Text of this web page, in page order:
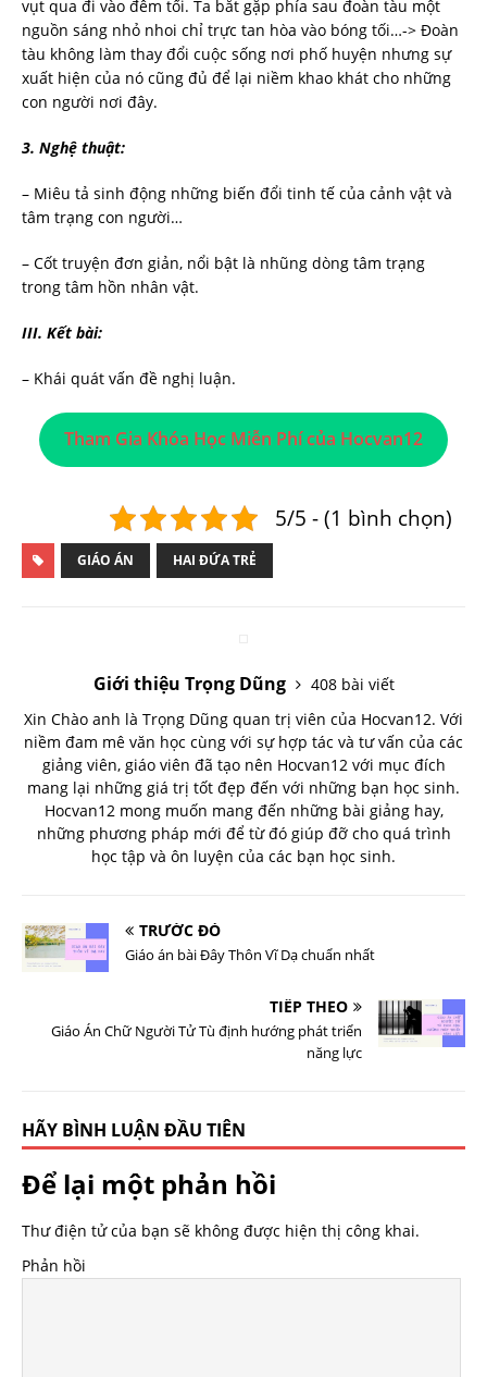
vụt qua đi vào đêm tối. Ta bắt gặp phía sau đoàn tàu một
nguồn sáng nhỏ nhoi chỉ trực tan hòa vào bóng tối…-> Đoàn
tàu không làm thay đổi cuộc sống nơi phố huyện nhưng sự
xuất hiện của nó cũng đủ để lại niềm khao khát cho những
con người nơi đây.
3. Nghệ thuật:
– Miêu tả sinh động những biến đổi tinh tế của cảnh vật và
tâm trạng con người…
– Cốt truyện đơn giản, nổi bật là nhũng dòng tâm trạng
trong tâm hồn nhân vật.
III. Kết bài:
– Khái quát vấn đề nghị luận.
Tham Gia Khóa Học Miễn Phí của Hocvan12
5/5 - (1 bình chọn)
GIÁO ÁN HAI ĐỨA TRẺ
Giới thiệu Trọng Dũng
408 bài viết
Xin Chào anh là Trọng Dũng quan trị viên của Hocvan12. Với
niềm đam mê văn học cùng với sự hợp tác và tư vấn của các
giảng viên, giáo viên đã tạo nên Hocvan12 với mục đích
mang lại những giá trị tốt đẹp đến với những bạn học sinh.
Hocvan12 mong muốn mang đến những bài giảng hay,
những phương pháp mới để từ đó giúp đỡ cho quá trình
học tập và ôn luyện của các bạn học sinh.
TRƯỚC ĐÓ
Giáo án bài Đây Thôn Vĩ Dạ chuẩn nhất
TIẾP THEO
Giáo Án Chữ Người Tử Tù định hướng phát triển
năng lực
HÃY BÌNH LUẬN ĐẦU TIÊN
Để lại một phản hồi
Thư điện tử của bạn sẽ không được hiện thị công khai.
Phản hồi